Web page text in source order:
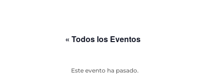
« Todos los Eventos
Este evento ha pasado.